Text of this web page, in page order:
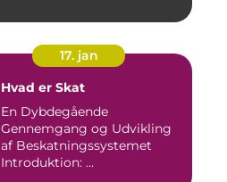
17. jan
Hvad er Skat
En Dybdegående
Gennemgang og Udvikling
af Beskatningssystemet
Introduktion: ...